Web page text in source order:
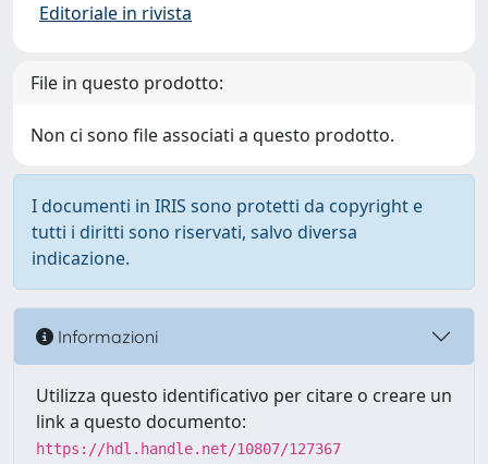
Editoriale in rivista
File in questo prodotto:
Non ci sono file associati a questo prodotto.
I documenti in IRIS sono protetti da copyright e
tutti i diritti sono riservati, salvo diversa
indicazione.
Informazioni
Utilizza questo identificativo per citare o creare un
link a questo documento:
https://hdl.handle.net/10807/127367